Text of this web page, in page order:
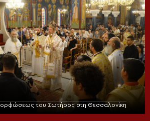
του Σωτήρος στη Θεσσαλονίκη